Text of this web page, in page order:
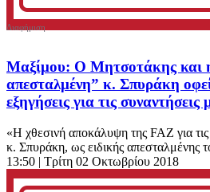
Μαξίμου: O Μητσοτάκης και
απεσταλμένη” κ. Σπυράκη
εξηγήσεις για τις
«Η χθεσινή αποκάλυψη της FAZ για τις
κ. Σπυράκη, ως ειδικής απεσταλμένης
13:50 | Τρίτη 02 Οκτωβρίου 2018